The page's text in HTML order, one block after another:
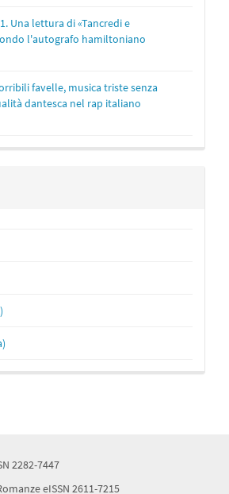
Una lettura di «Tancredi e
l'autografo hamiltoniano
favelle, musica triste senza
dantesca nel rap italiano
2282-7447
eISSN 2611-7215